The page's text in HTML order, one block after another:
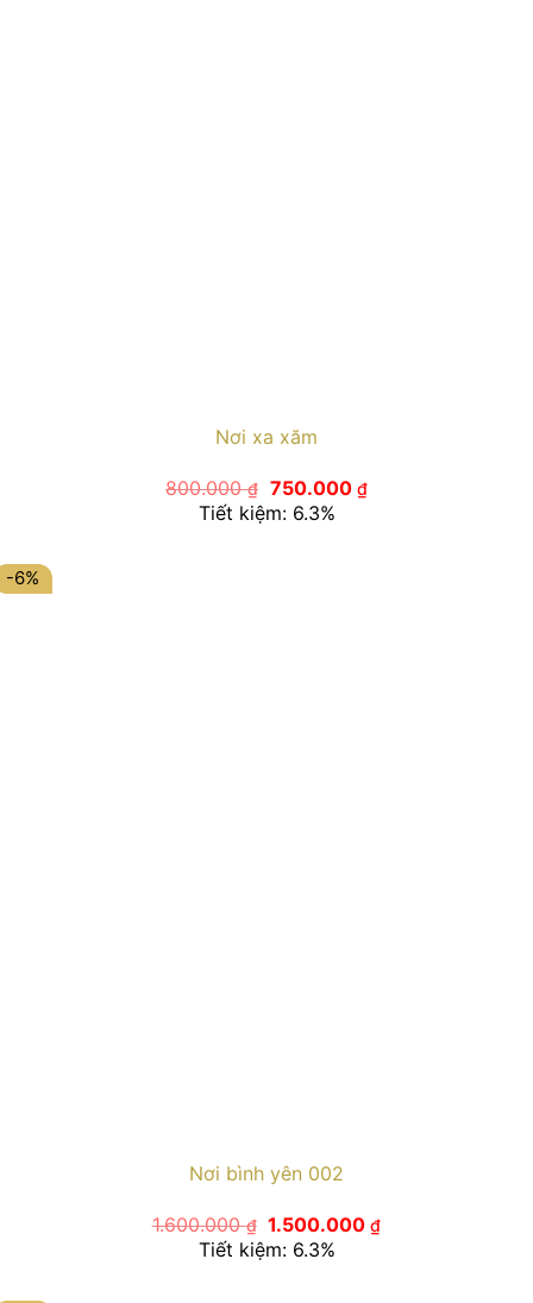
Nơi xa xăm
800.000₫ Giá
gốc
là:
750.000 ₫Giá
hiện
Tiết kiệm: 6.3%
-6%
Nơi bình yên 002
1.600.000₫ Giá
gốc
là:
1.500.000₫Giá
Tiết kiệm: 6.3%